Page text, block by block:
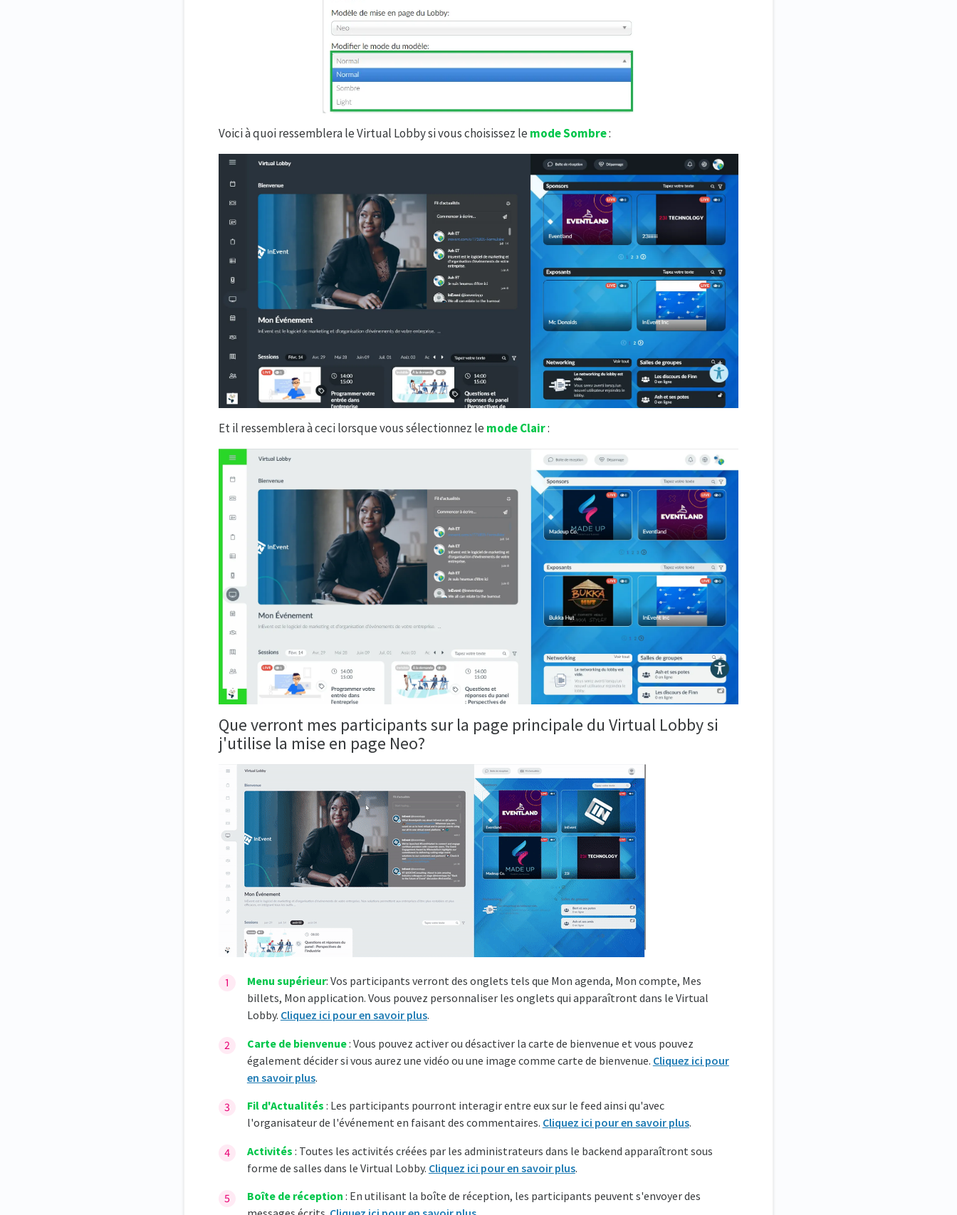
Voici à quoi ressemblera le Virtual Lobby si vous choisissez le mode Sombre:
Et il ressemblera à ceci lorsque vous sélectionnez le mode Clair:
Que verront mes participants sur la page principale du Virtual Lobby si
j'utilise la mise en page Neo?
Menu supérieur: Vos participants verront des onglets tels que Mon agenda, Mon compte, Mes
billets, Mon application. Vous pouvez personnaliser les onglets qui apparaîtront dans le Virtual
Lobby. Cliquez ici pour en savoir plus.
Carte de bienvenue: Vous pouvez activer ou désactiver la carte de bienvenue et vous pouvez
également décider si vous aurez une vidéo ou une image comme carte de bienvenue. Cliquez ici pour
en savoir plus.
Fil d'Actualités : Les participants pourront interagir entre eux sur le feed ainsi qu'avec
l'organisateur de l'événement en faisant des commentaires. Cliquez ici pour en savoir plus.
Activités : Toutes les activités créées par les administrateurs dans le backend apparaîtront sous
forme de salles dans le Virtual Lobby. Cliquez ici pour en savoir plus.
Boîte de réception : En utilisant la boîte de réception, les participants peuvent s'envoyer des